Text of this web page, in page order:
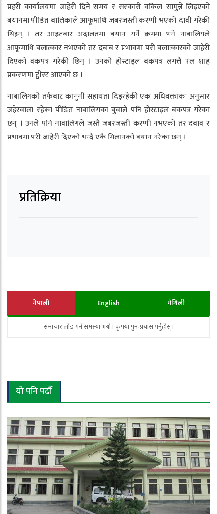
प्रहरी कार्यालयमा जाहेरी दिने समय र सरकारी वकिल सामुन्ने लिइएको
बयानमा पीडित बालिकाले आफूमाथि जबरजस्ती करणी भएको दाबी गरेकी
थिइन् । तर आइतबार अदालतमा बयान गर्ने क्रममा भने नाबालिगले
आफूमाथि बलात्कार नभएको तर दबाब र प्रभावमा परी बलात्कारको जाहेरी
दिएको बकपत्र गरेकी छिन् । उनको होस्टाइल बकपत्र लगत्तै पल शाह
प्रकरणमा ट्वीस्ट आएको छ ।
नाबालिगको तर्फबाट कानुनी सहायता दिइरहेकी एक अधिवक्ताका अनुसार
जहेरवाला रहेका पीडित नाबालिगका बुवाले पनि होस्टाइल बकपत्र गरेका
छन् । उनले पनि नाबालिगले जस्तै जबरजस्ती करणी नभएको तर दबाब र
प्रभावमा परी जाहेरी दिएको भन्दै एकै मिलानको बयान गरेका छन् ।
प्रतिक्रिया
नेपाली English मैथिली
समाचार लोड गर्न समस्या भयो। कृपया पुनः प्रयास गर्नुहोस्।
यो पनि पढौँ